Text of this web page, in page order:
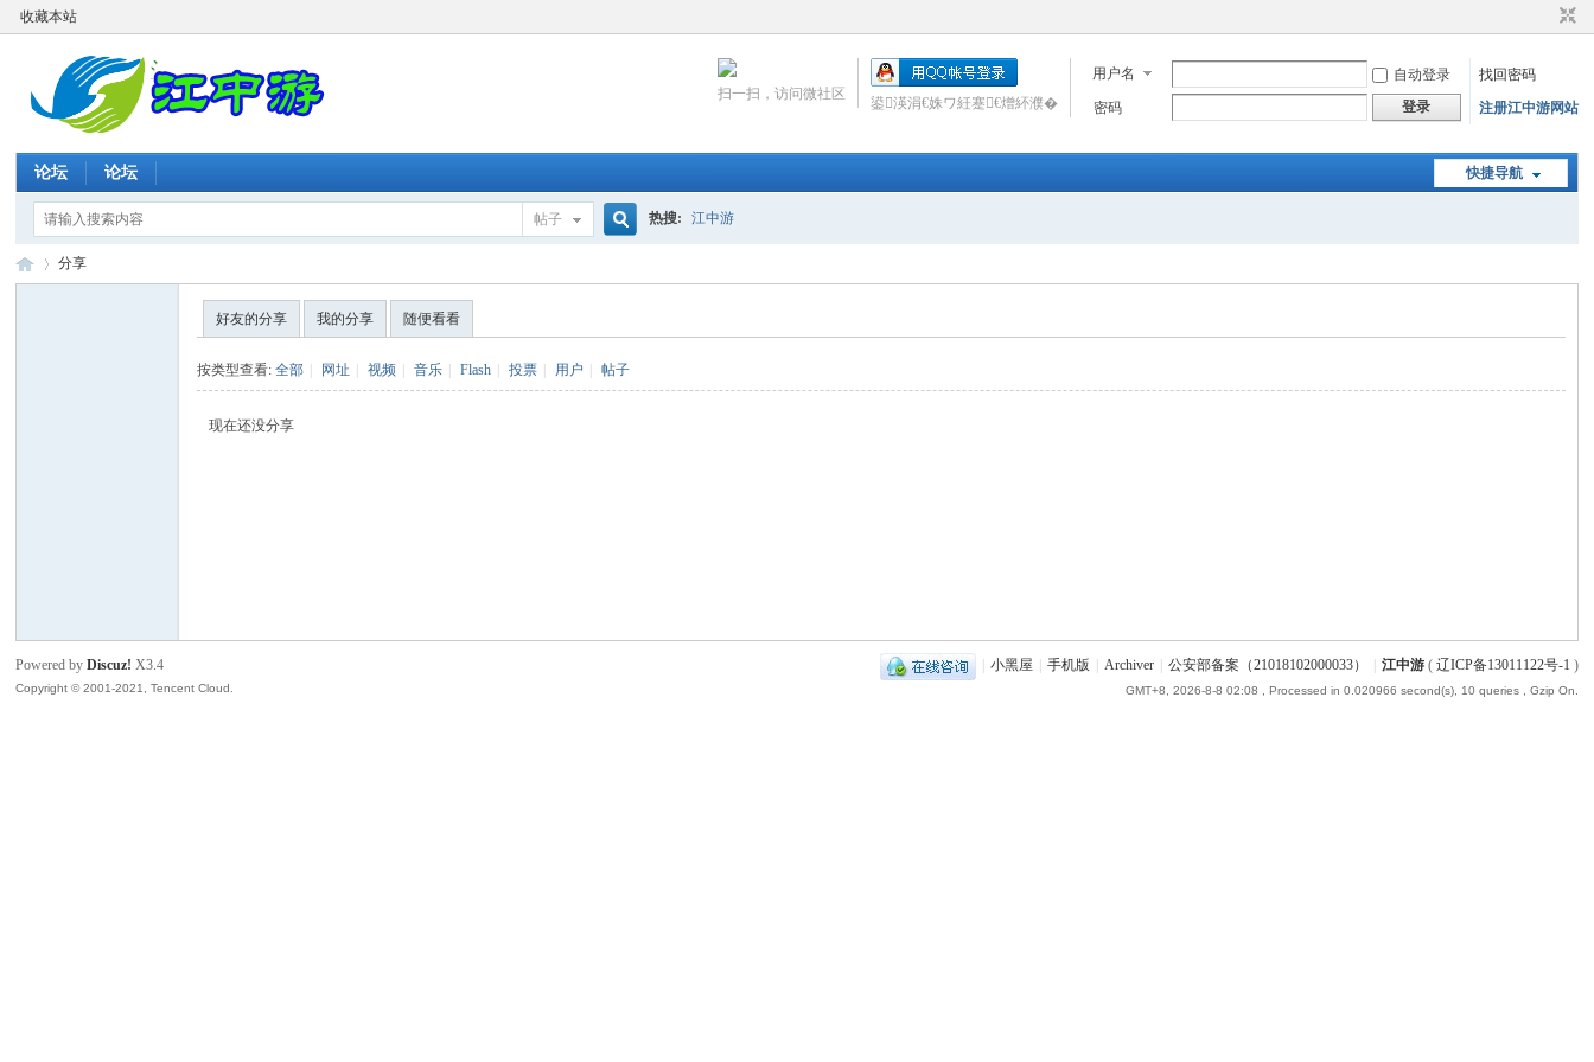
收藏本站
用户名 自动登录
找回密码
密码
登录 注册江中游网站
鍙渶涓€姝ワ紝蹇€熷紑濮�
扫一扫，访问微社区
快捷导航
论坛 论坛
帖子 热搜: 江中游
分享
好友的分享 我的分享 随便看看
按类型查看:全部 网址 视频 音乐 Flash 投票 用户 帖子
现在还没分享
小黑屋 手机版 Archiver 公安部备案（21018102000033） 江中游( 辽ICP备13011122号-1 )
GMT+8, 2026-8-8 02:08 , Processed in 0.020966 second(s), 10 queries , Gzip On.
Powered byDiscuz! X3.4
Copyright © 2001-2021, Tencent Cloud.